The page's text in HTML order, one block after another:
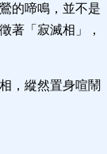
的啼鳴，並不是
著「寂滅相」，
，縱然置身喧鬧